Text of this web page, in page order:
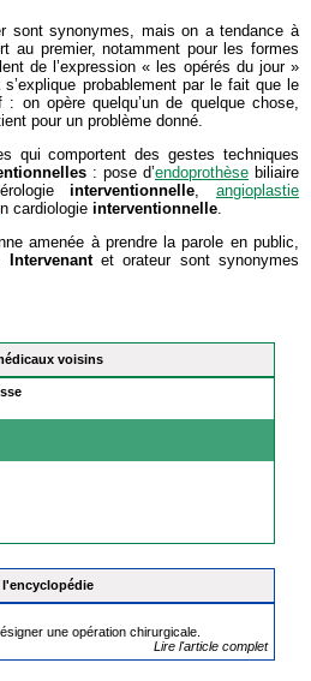
voisins
l'encyclopédie
une opération chirurgicale.
Lire l'article complet
sont synonymes, mais on a tendance à
au premier, notamment pour les formes
de l’expression « les opérés du jour »
s’explique probablement par le fait que le
: on opère quelqu’un de quelque chose,
pour un problème donné.
qui comportent des gestes techniques
: pose d’endoprothèse biliaire
interventionnelle,angioplastie
cardiologie interventionnelle.
amenée à prendre la parole en public,
Intervenantet orateur sont synonymes